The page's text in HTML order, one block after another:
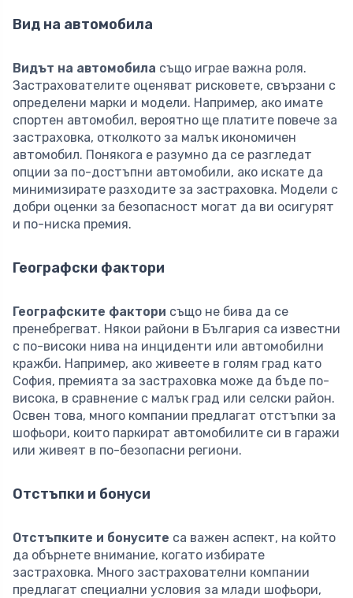
Вид на автомобила
Видът на автомобила също играе важна роля.
Застрахователите оценяват рисковете, свързани с
определени марки и модели. Например, ако имате
спортен автомобил, вероятно ще платите повече за
застраховка, отколкото за малък икономичен
автомобил. Понякога е разумно да се разгледат
опции за по-достъпни автомобили, ако искате да
минимизирате разходите за застраховка. Модели с
добри оценки за безопасност могат да ви осигурят
и по-ниска премия.
Географски фактори
Географските фактори също не бива да се
пренебрегват. Някои райони в България са известни
с по-високи нива на инциденти или автомобилни
кражби. Например, ако живеете в голям град като
София, премията за застраховка може да бъде по-
висока, в сравнение с малък град или селски район.
Освен това, много компании предлагат отстъпки за
шофьори, които паркират автомобилите си в гаражи
или живеят в по-безопасни региони.
Отстъпки и бонуси
Отстъпките и бонусите са важен аспект, на който
да обърнете внимание, когато избирате
застраховка. Много застрахователни компании
предлагат специални условия за млади шофьори,